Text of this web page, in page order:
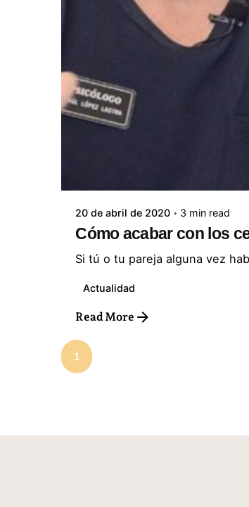
20 de abril de 2020 3 min read
Cómo acabar con los
Si tú o tu pareja alguna vez
Actualidad
Read More
1